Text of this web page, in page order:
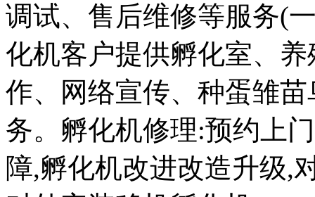
调试、售后维修等服务(
化机客户提供孵化室、
作、网络宣传、种蛋雏
务。孵化机修理:预约上
障,孵化机改进改造升级,